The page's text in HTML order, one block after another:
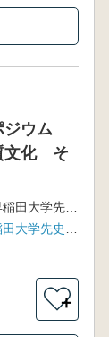
ジウム
文化 そ
縄紋社会研究会・早稲田大学先史考古学研究所
＋